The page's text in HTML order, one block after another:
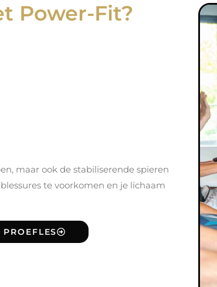
Power-Fit?
maar ook de stabiliserende spieren
te voorkomen en je lichaam
PROEFLES